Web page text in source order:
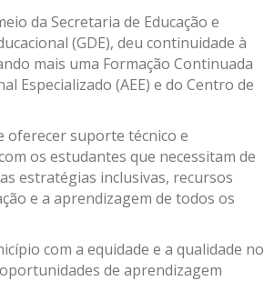
da Secretaria de Educação e
(GDE), deu continuidade à
mais uma Formação Continuada
Especializado (AEE) e do Centro de
oferecer suporte técnico e
os estudantes que necessitam de
estratégias inclusivas, recursos
e a aprendizagem de todos os
com a equidade e a qualidade no
de aprendizagem